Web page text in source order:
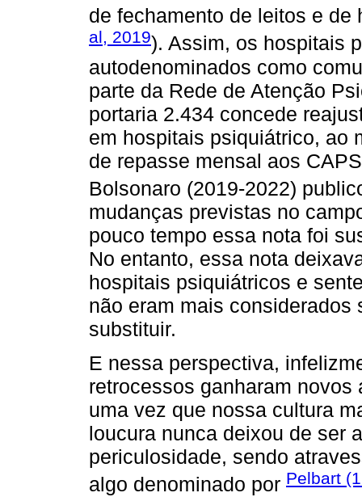
de fechamento de leitos e
al, 2019). Assim, os hospitais
autodenominados como
parte da Rede de Atenção
portaria 2.434 concede
em hospitais psiquiátrico, ao
de repasse mensal aos
Bolsonaro (2019-2022)
mudanças previstas no
pouco tempo essa nota foi
No entanto, essa nota
hospitais psiquiátricos e
não eram mais
substituir.
E nessa perspectiva,
retrocessos ganharam
uma vez que nossa cultura
loucura nunca deixou de ser
periculosidade, sendo
algo denominado por Pelbart